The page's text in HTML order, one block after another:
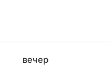
вечер